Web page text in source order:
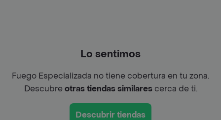
Lo sentimos
Fuego Especializada no tiene cobertura en tu zona.
Descubreotras tiendas similarescerca de ti.
Descubrir tiendas